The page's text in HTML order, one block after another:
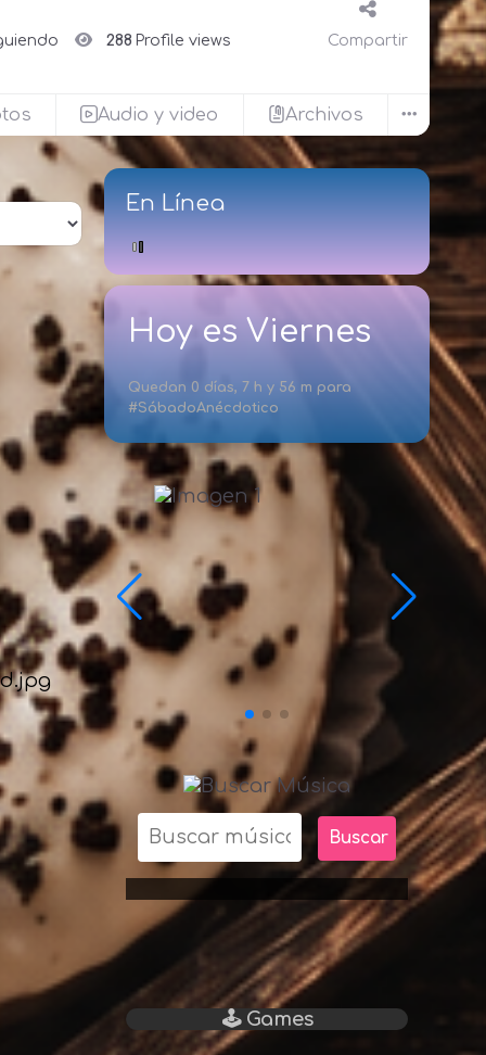
288 Profile views Compartir
Audio y video Archivos
En Línea
Hoy es Viernes
Quedan 0 días, 7 h y 56 m para
#SábadoAnécdotico
Buscar
🕹 Games